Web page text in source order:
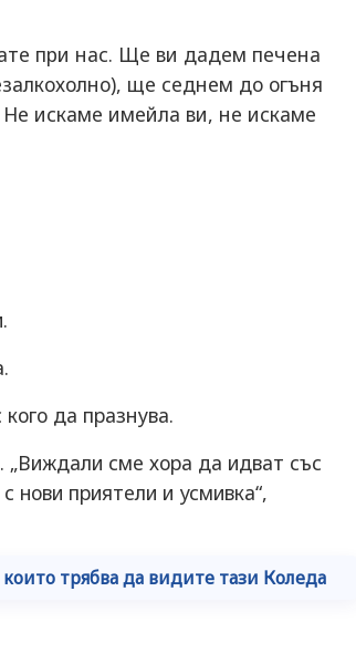
при нас. Ще ви дадем печена
ще седнем до огъня
искаме имейла ви, не искаме
да празнува.
„Виждали сме хора да идват със
нови приятели и усмивка“,
трябва да видите тази Коледа